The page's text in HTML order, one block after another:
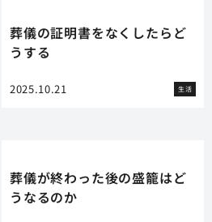
葬儀の証明書をなくしたらど
うする
2025.10.21 生活
葬儀が終わった後の盛籠はど
うなるのか